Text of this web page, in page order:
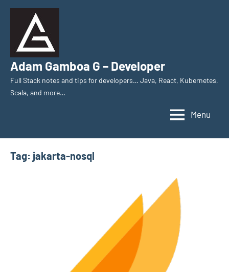
Skip
content
Adam Gamboa G – Developer
Full Stack notes and tips for developers… Java, React, Kubernetes,
Scala, and more…
Menu
Tag: jakarta-nosql